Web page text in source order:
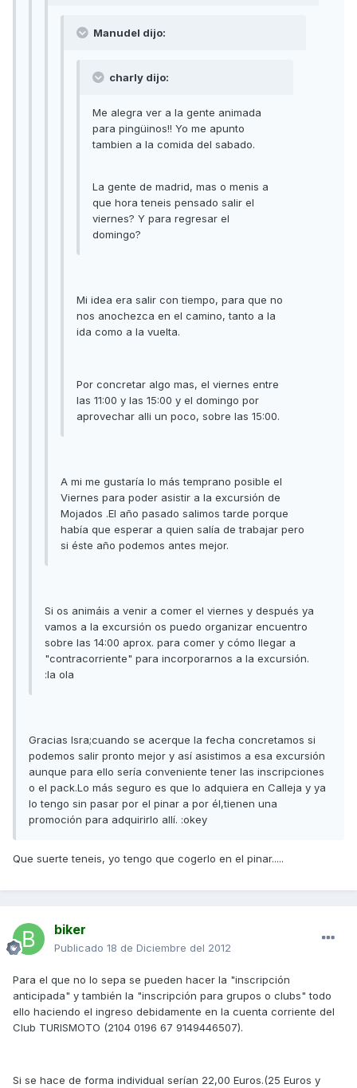
Manudel dijo:
charly dijo:
Me alegra ver a la gente animada
para pingüinos!! Yo me apunto
tambien a la comida del sabado.
La gente de madrid, mas o menis a
que hora teneis pensado salir el
viernes? Y para regresar el
domingo?
Mi idea era salir con tiempo, para que no
nos anochezca en el camino, tanto a la
ida como a la vuelta.
Por concretar algo mas, el viernes entre
las 11:00 y las 15:00 y el domingo por
aprovechar alli un poco, sobre las 15:00.
A mi me gustaría lo más temprano posible el
Viernes para poder asistir a la excursión de
Mojados .El año pasado salimos tarde porque
había que esperar a quien salía de trabajar pero
si éste año podemos antes mejor.
Si os animáis a venir a comer el viernes y después ya
vamos a la excursión os puedo organizar encuentro
sobre las 14:00 aprox. para comer y cómo llegar a
"contracorriente" para incorporarnos a la excursión.
:la ola
Gracias Isra;cuando se acerque la fecha concretamos si
podemos salir pronto mejor y así asistimos a esa excursión
aunque para ello sería conveniente tener las inscripciones
o el pack.Lo más seguro es que lo adquiera en Calleja y ya
lo tengo sin pasar por el pinar a por él,tienen una
promoción para adquirirlo allí. :okey
Que suerte teneis, yo tengo que cogerlo en el pinar.....
biker
Publicado 18 de Diciembre del 2012
Para el que no lo sepa se pueden hacer la "inscripción
anticipada" y también la "inscripción para grupos o clubs" todo
ello haciendo el ingreso debidamente en la cuenta corriente del
Club TURISMOTO (2104 0196 67 9149446507).
Si se hace de forma individual serían 22,00 Euros.(25 Euros y